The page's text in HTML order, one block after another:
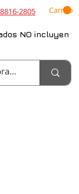
2805 Carrito
NO incluyen